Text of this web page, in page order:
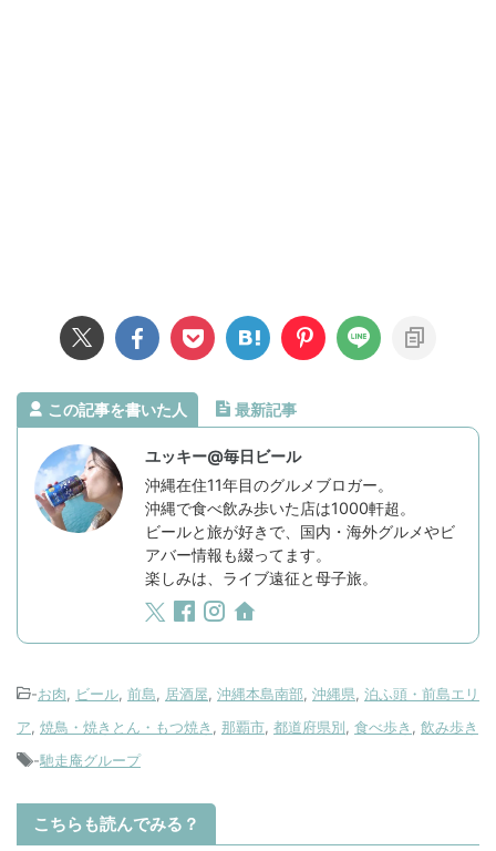
この記事を書いた人 最新記事
ユッキー@毎日ビール
沖縄在住11年目のグルメブロガー。
沖縄で食べ飲み歩いた店は1000軒超。
ビールと旅が好きで、国内・海外グルメやビ
アバー情報も綴ってます。
楽しみは、ライブ遠征と母子旅。
-お肉, ビール, 前島, 居酒屋, 沖縄本島南部, 沖縄県, 泊ふ頭・前島エリ
ア, 焼鳥・焼きとん・もつ焼き , 那覇市, 都道府県別, 食べ歩き , 飲み歩き
-馳走庵グループ
こちらも読んでみる？